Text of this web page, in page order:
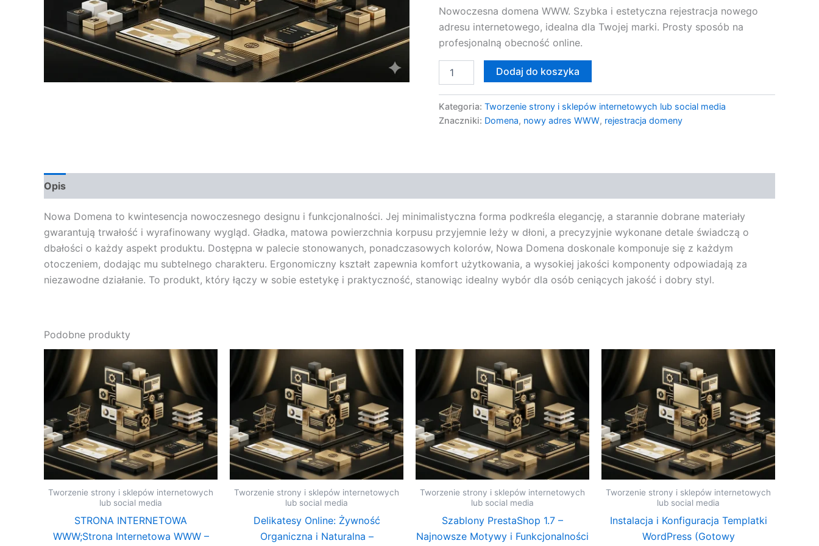
Nowoczesna domena WWW. Szybka i estetyczna rejestracja nowego
adresu internetowego, idealna dla Twojej marki. Prosty sposób na
profesjonalną obecność online.
Dodaj do koszyka
Kategoria: Tworzenie strony i sklepów internetowych lub social media
Znaczniki: Domena, nowy adres WWW, rejestracja domeny
Opis
Nowa Domena to kwintesencja nowoczesnego designu i funkcjonalności. Jej minimalistyczna forma podkreśla elegancję, a starannie dobrane materiały
gwarantują trwałość i wyrafinowany wygląd. Gładka, matowa powierzchnia korpusu przyjemnie leży w dłoni, a precyzyjnie wykonane detale świadczą o
dbałości o każdy aspekt produktu. Dostępna w palecie stonowanych, ponadczasowych kolorów, Nowa Domena doskonale komponuje się z każdym
otoczeniem, dodając mu subtelnego charakteru. Ergonomiczny kształt zapewnia komfort użytkowania, a wysokiej jakości komponenty odpowiadają za
niezawodne działanie. To produkt, który łączy w sobie estetykę i praktyczność, stanowiąc idealny wybór dla osób ceniących jakość i dobry styl.
Podobne produkty
Tworzenie strony i sklepów internetowych
lub social media
STRONA INTERNETOWA
WWW;Strona Internetowa WWW –
Tworzenie strony i sklepów internetowych
lub social media
Delikatesy Online: Żywność
Organiczna i Naturalna –
Tworzenie strony i sklepów internetowych
lub social media
Szablony PrestaShop 1.7 –
Najnowsze Motywy i Funkcjonalności
Tworzenie strony i sklepów internetowych
lub social media
Instalacja i Konfiguracja Templatki
WordPress (Gotowy